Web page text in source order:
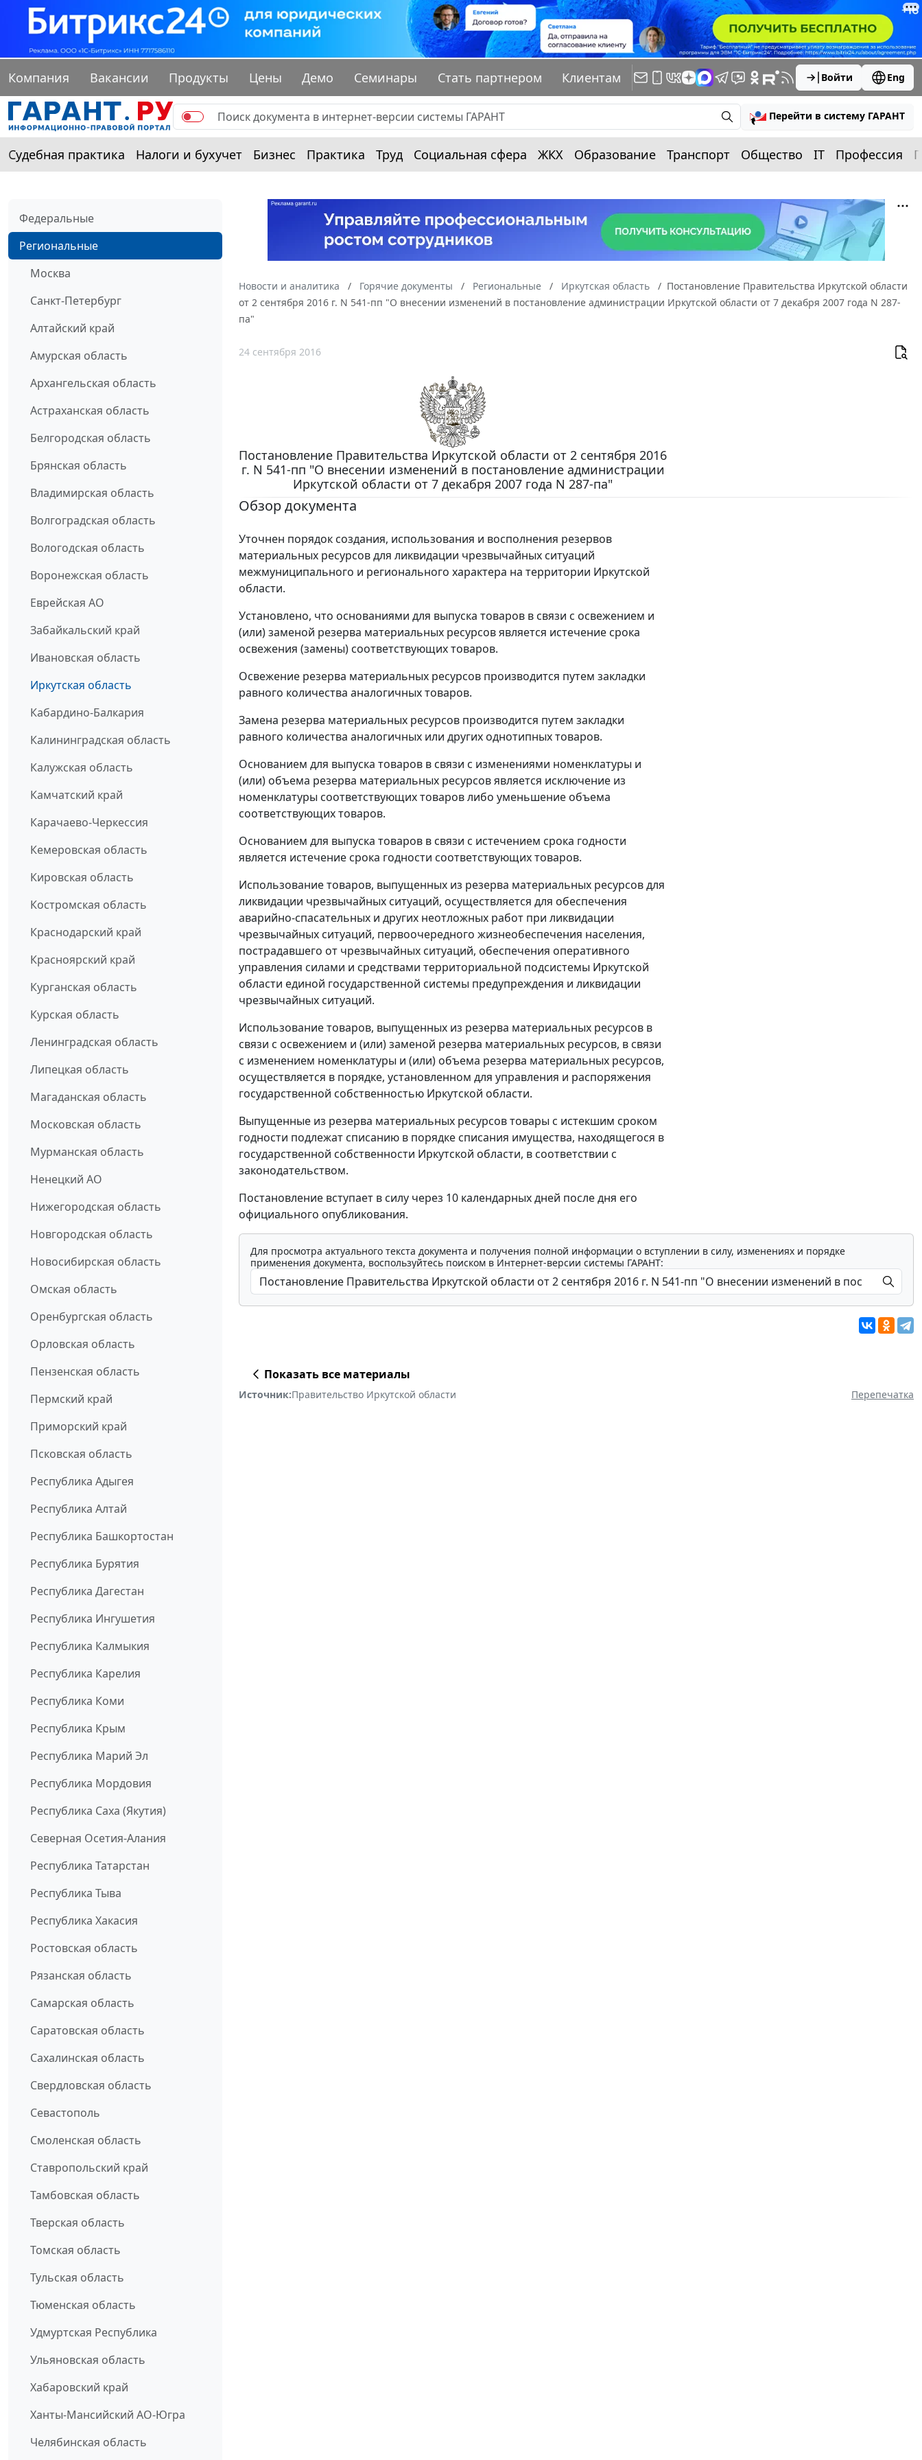
Компания Вакансии Продукты Цены Демо Семинары Стать партнером Клиентам Войти Eng
Перейти в систему ГАРАНТ
Судебная практика Налоги и бухучет Бизнес Практика Труд Социальная сфера ЖКХ Образование Транспорт Общество IT Профессия
Федеральные
Региональные
Москва
Санкт-Петербург
Алтайский край
Амурская область
Архангельская область
Астраханская область
Белгородская область
Брянская область
Владимирская область
Волгоградская область
Вологодская область
Воронежская область
Еврейская АО
Забайкальский край
Ивановская область
Иркутская область
Кабардино-Балкария
Калининградская область
Калужская область
Камчатский край
Карачаево-Черкессия
Кемеровская область
Кировская область
Костромская область
Краснодарский край
Красноярский край
Курганская область
Курская область
Ленинградская область
Липецкая область
Магаданская область
Московская область
Мурманская область
Ненецкий АО
Нижегородская область
Новгородская область
Новосибирская область
Омская область
Оренбургская область
Орловская область
Пензенская область
Пермский край
Приморский край
Псковская область
Республика Адыгея
Республика Алтай
Республика Башкортостан
Республика Бурятия
Республика Дагестан
Республика Ингушетия
Республика Калмыкия
Республика Карелия
Республика Коми
Республика Крым
Республика Марий Эл
Республика Мордовия
Республика Саха (Якутия)
Северная Осетия-Алания
Республика Татарстан
Республика Тыва
Республика Хакасия
Ростовская область
Рязанская область
Самарская область
Саратовская область
Сахалинская область
Свердловская область
Севастополь
Смоленская область
Ставропольский край
Тамбовская область
Тверская область
Томская область
Тульская область
Тюменская область
Удмуртская Республика
Ульяновская область
Хабаровский край
Ханты-Мансийский АО-Югра
Челябинская область
Новости и аналитика Горячие документы Региональные Иркутская область
Постановление Правительства Иркутской области
от 2 сентября 2016 г. N 541-пп "О внесении изменений в постановление администрации Иркутской области от 7 декабря 2007 года N 287-
па"
24 сентября 2016
Постановление Правительства Иркутской области от 2 сентября 2016
г. N 541-пп "О внесении изменений в постановление администрации
Иркутской области от 7 декабря 2007 года N 287-па"
Обзор документа
Уточнен порядок создания, использования и восполнения резервов
материальных ресурсов для ликвидации чрезвычайных ситуаций
межмуниципального и регионального характера на территории Иркутской
области.
Установлено, что основаниями для выпуска товаров в связи с освежением и
(или) заменой резерва материальных ресурсов является истечение срока
освежения (замены) соответствующих товаров.
Освежение резерва материальных ресурсов производится путем закладки
равного количества аналогичных товаров.
Замена резерва материальных ресурсов производится путем закладки
равного количества аналогичных или других однотипных товаров.
Основанием для выпуска товаров в связи с изменениями номенклатуры и
(или) объема резерва материальных ресурсов является исключение из
номенклатуры соответствующих товаров либо уменьшение объема
соответствующих товаров.
Основанием для выпуска товаров в связи с истечением срока годности
является истечение срока годности соответствующих товаров.
Использование товаров, выпущенных из резерва материальных ресурсов для
ликвидации чрезвычайных ситуаций, осуществляется для обеспечения
аварийно-спасательных и других неотложных работ при ликвидации
чрезвычайных ситуаций, первоочередного жизнеобеспечения населения,
пострадавшего от чрезвычайных ситуаций, обеспечения оперативного
управления силами и средствами территориальной подсистемы Иркутской
области единой государственной системы предупреждения и ликвидации
чрезвычайных ситуаций.
Использование товаров, выпущенных из резерва материальных ресурсов в
связи с освежением и (или) заменой резерва материальных ресурсов, в связи
с изменением номенклатуры и (или) объема резерва материальных ресурсов,
осуществляется в порядке, установленном для управления и распоряжения
государственной собственностью Иркутской области.
Выпущенные из резерва материальных ресурсов товары с истекшим сроком
годности подлежат списанию в порядке списания имущества, находящегося в
государственной собственности Иркутской области, в соответствии с
законодательством.
Постановление вступает в силу через 10 календарных дней после дня его
официального опубликования.
Для просмотра актуального текста документа и получения полной информации о вступлении в силу, изменениях и порядке
применения документа, воспользуйтесь поиском в Интернет-версии системы ГАРАНТ:
Показать все материалы
Источник:Правительство Иркутской области Перепечатка